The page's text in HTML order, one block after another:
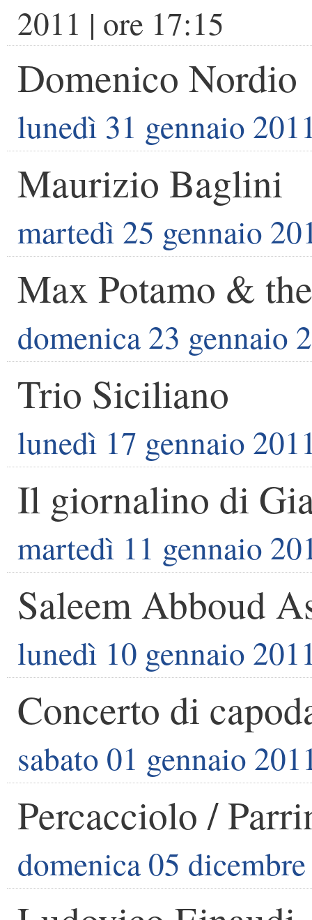
2011 | ore 17:15
Domenico Nordio
lunedì 31 gennaio
Maurizio Baglini
martedì 25 gennaio
Max Potamo &
domenica 23 gennaio
Trio Siciliano
lunedì 17 gennaio
Il giornalino di
martedì 11 gennaio
Saleem Abboud
lunedì 10 gennaio
Concerto di
sabato 01 gennaio
Percacciolo /
domenica 05